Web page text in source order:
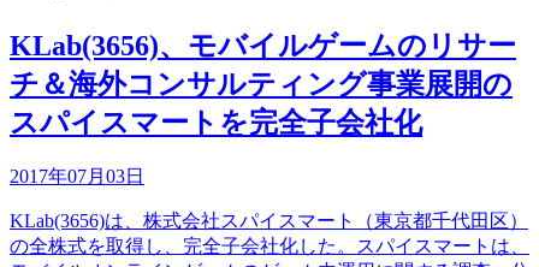
KLab(3656)、モバイルゲームのリサー
チ＆海外コンサルティング事業展開の
スパイスマートを完全子会社化
2017年07月03日
KLab(3656)は、株式会社スパイスマート（東京都千代田区）
の全株式を取得し、完全子会社化した。スパイスマートは、